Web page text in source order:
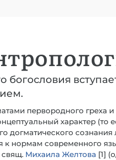
богословия
первородного греха и
характер (то
догматического
к нормам современного
свящ. Михаила Желтова [1]